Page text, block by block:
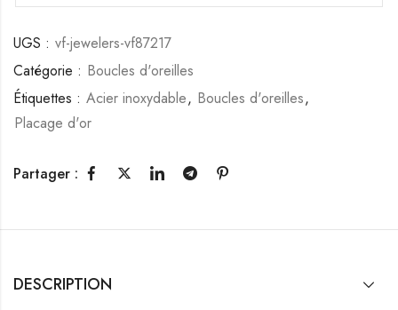
UGS : vf-jewelers-vf87217
Catégorie : Boucles d'oreilles
Étiquettes : Acier inoxydable, Boucles d'oreilles,
Placage d'or
Partager :
DESCRIPTION